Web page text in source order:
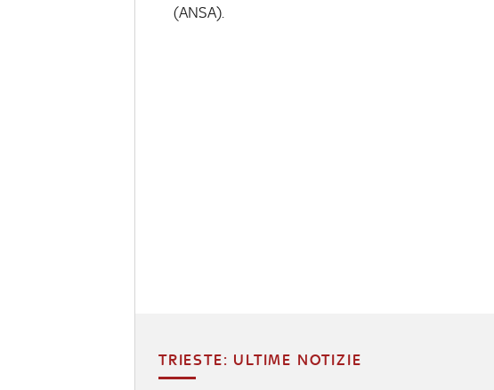
(ANSA).
TRIESTE: ULTIME NOTIZIE